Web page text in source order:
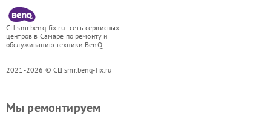
СЦ smr.benq-fix.ru - сеть сервисных
центров в Самаре по ремонту и
обслуживанию техники BenQ
2021-2026 © СЦ smr.benq-fix.ru
Мы ремонтируем